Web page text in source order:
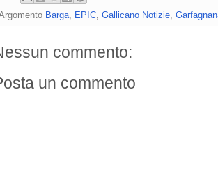
Barga EPIC Gallicano Notizie
commento:
un commento